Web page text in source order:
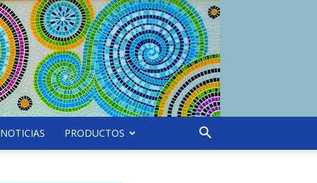
NOTICIAS PRODUCTOS